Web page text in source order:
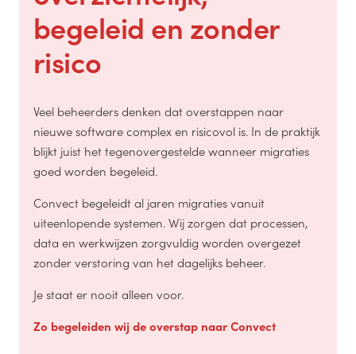
begeleid en zonder
risico
Veel beheerders denken dat overstappen naar
nieuwe software complex en risicovol is. In de praktijk
blijkt juist het tegenovergestelde wanneer migraties
goed worden begeleid.
Convect begeleidt al jaren migraties vanuit
uiteenlopende systemen. Wij zorgen dat processen,
data en werkwijzen zorgvuldig worden overgezet
zonder verstoring van het dagelijks beheer.
Je staat er nooit alleen voor.
Zo begeleiden wij de overstap naar Convect